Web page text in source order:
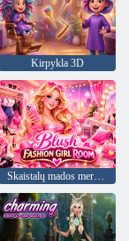
Kirpykla 3D
Skaistalų mados mergaičių kambarys